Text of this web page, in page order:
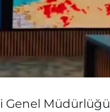
Genel Müdürlüğü